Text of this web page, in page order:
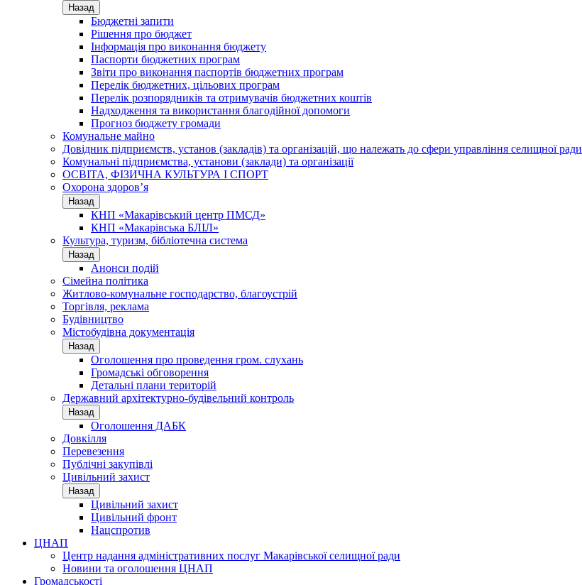
Назад
Бюджетні запити
Рішення про бюджет
Інформація про виконання бюджету
Паспорти бюджетних програм
Звіти про виконання паспортів бюджетних програм
Перелік бюджетних, цільових програм
Перелік розпорядників та отримувачів бюджетних коштів
Надходження та використання благодійної допомоги
Прогноз бюджету громади
Комунальне майно
Довідник підприємств, установ (закладів) та організацій, що належать до сфери управління селищної ради
Комунальні підприємства, установи (заклади) та організації
ОСВІТА, ФІЗИЧНА КУЛЬТУРА І СПОРТ
Охорона здоров’я
Назад
КНП «Макарівський центр ПМСД»
КНП «Макарівська БЛІЛ»
Культура, туризм, бібліотечна система
Назад
Анонси подій
Сімейна політика
Житлово-комунальне господарство, благоустрій
Торгівля, реклама
Будівництво
Містобудівна документація
Назад
Оголошення про проведення гром. слухань
Громадські обговорення
Детальні плани територій
Державний архітектурно-будівельний контроль
Назад
Оголошення ДАБК
Довкілля
Перевезення
Публічні закупівлі
Цивільний захист
Назад
Цивільний захист
Цивільний фронт
Нацспротив
ЦНАП
Центр надання адміністративних послуг Макарівської селищної ради
Новини та оголошення ЦНАП
Громадськості